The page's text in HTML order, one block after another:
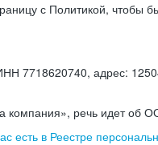
с Политикой,
адрес:
компания», речь идет об
есть в Реестре